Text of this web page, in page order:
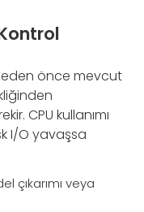
önce mevcut
CPU kullanımı
I/O yavaşsa
çıkarımı veya